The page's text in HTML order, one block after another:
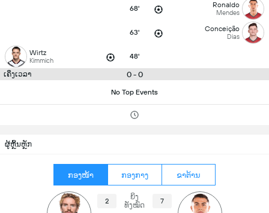
68' Ronaldo
Mendes
63' Conceição
Dias
Wirtz
Kimmich 48'
ເຄິ່ງເວລາ 0 - 0
No Top Events
ຜູ້ຫຼິ້ນຫຼັກ
ກອງໜ້າ ກອງກາງ ຂາຕ້ານ
2
ຍິງ
ທັງໝົດ
7